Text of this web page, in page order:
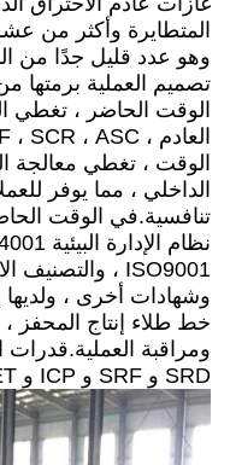
المتطايرة وأكثر من
وهو عدد قليل جدًا من
تصميم العملية برمتها
الوقت الحاضر ، تغطي
الوقت ، تغطي معالجة
الداخلي ، مما يوفر
تنافسية.في الوقت
خط طلاء إنتاج المحفز ،
ومراقبة العملية.قدرات
SRD و SRF و ICP و BET وما إلى ذلك!